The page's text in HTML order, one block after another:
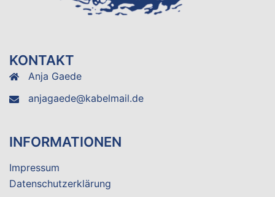
KONTAKT
Anja Gaede
anjagaede@kabelmail.de
INFORMATIONEN
Impressum
Datenschutzerklärung